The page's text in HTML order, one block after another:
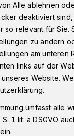
sich
SPD fordert
den
Alle ablehnen
deaktiviert
so relevant für
zu ändern
am
links auf der
Website.
umfasst alle
1 lit. a DSGVO